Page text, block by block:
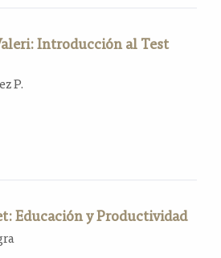
Introducción al Test
P.
Educación y Productividad